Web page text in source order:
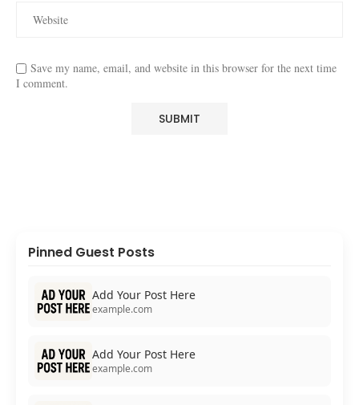
Save my name, email, and website in this browser for the next time
I comment.
Pinned Guest Posts
Add Your Post Here
example.com
Add Your Post Here
example.com